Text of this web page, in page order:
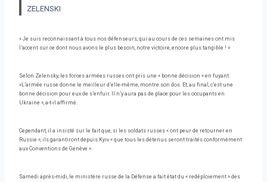
ZELENSKI
« Je suis reconnaissant à tous nos défenseurs, qui au cours de ces semaines ont mis
l’accent sur ce dont nous avons le plus besoin, notre victoire, encore plus tangible ! »
Selon Zelensky, les forces armées russes ont pris une « bonne décision » en fuyant.
«L’armée russe donne le meilleur d’elle-même, montre son dos. Et, au final, c’est une
bonne décision pour eux de s’enfuir. Il n’y aura pas de place pour les occupants en
Ukraine », a-t-il affirmé.
Cependant, il a insisté sur le fait que, si les soldats russes « ont peur de retourner en
Russie », ils garantiront depuis Kyiv « que tous les détenus seront traités conformément
aux Conventions de Genève ».
Samedi après-midi, le ministère russe de la Défense a fait état du « redéploiement » des